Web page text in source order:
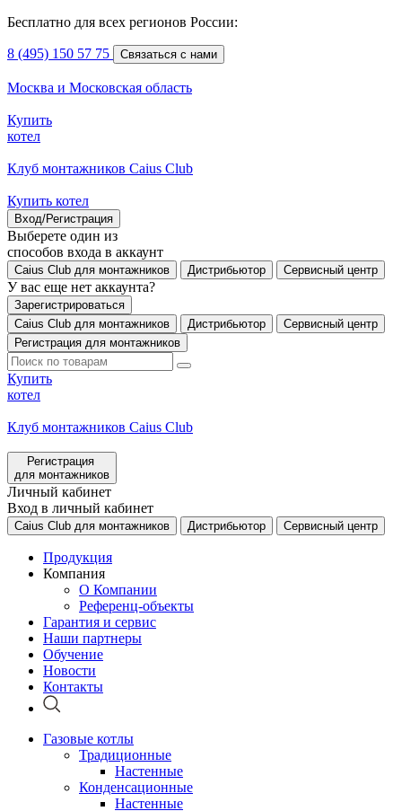
Бесплатно для всех регионов России:
8 (495) 150 57 75 Связаться с нами
Москва и Московская область
Купить
котел
Клуб монтажников Caius Club
Купить котел
Вход/Регистрация
Выберете один из
способов входа в аккаунт
Caius Club для монтажников Дистрибьютор Сервисный центр
У вас еще нет аккаунта?
Зарегистрироваться
Caius Club для монтажников
Дистрибьютор
Сервисный центр
Регистрация для монтажников
Купить
котел
Клуб монтажников Caius Club
Регистрация
для монтажников
Личный кабинет
Вход в личный кабинет
Caius Club для монтажников Дистрибьютор Сервисный центр
Продукция
Компания
О Компании
Референц-объекты
Гарантия и сервис
Наши партнеры
Обучение
Новости
Контакты
Газовые котлы
Традиционные
Настенные
Конденсационные
Настенные